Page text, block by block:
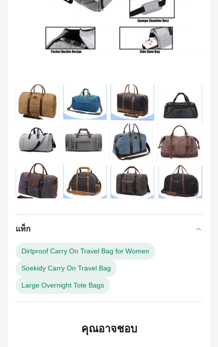
แท็ก
Dirtproof Carry On Travel Bag for Women
Soekidy Carry On Travel Bag
Large Overnight Tote Bags
คุณอาจชอบ